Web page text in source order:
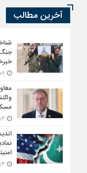
آخرین مطالب